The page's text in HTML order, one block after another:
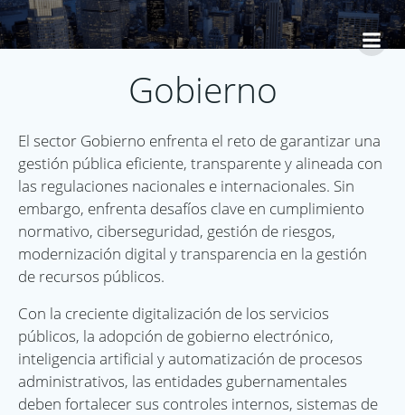
Saltar
al
contenido
Gobierno
El sector Gobierno enfrenta el reto de garantizar una
gestión pública eficiente, transparente y alineada con
las regulaciones nacionales e internacionales. Sin
embargo, enfrenta desafíos clave en cumplimiento
normativo, ciberseguridad, gestión de riesgos,
modernización digital y transparencia en la gestión
de recursos públicos.
Con la creciente digitalización de los servicios
públicos, la adopción de gobierno electrónico,
inteligencia artificial y automatización de procesos
administrativos, las entidades gubernamentales
deben fortalecer sus controles internos, sistemas de